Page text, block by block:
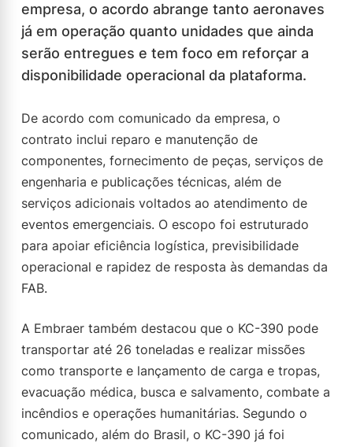
empresa, o acordo abrange tanto aeronaves
já em operação quanto unidades que ainda
serão entregues e tem foco em reforçar a
disponibilidade operacional da plataforma.
De acordo com comunicado da empresa, o
contrato inclui reparo e manutenção de
componentes, fornecimento de peças, serviços de
engenharia e publicações técnicas, além de
serviços adicionais voltados ao atendimento de
eventos emergenciais. O escopo foi estruturado
para apoiar eficiência logística, previsibilidade
operacional e rapidez de resposta às demandas da
FAB.
A Embraer também destacou que o KC-390 pode
transportar até 26 toneladas e realizar missões
como transporte e lançamento de carga e tropas,
evacuação médica, busca e salvamento, combate a
incêndios e operações humanitárias. Segundo o
comunicado, além do Brasil, o KC-390 já foi